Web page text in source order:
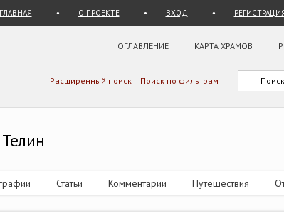
ГЛАВНАЯ О ПРОЕКТЕ ВХОД
ОГЛАВЛЕНИЕ КАРТА ХРАМОВ
Расширенный поиск Поиск по фильтрам
Статьи Комментарии Путешествия